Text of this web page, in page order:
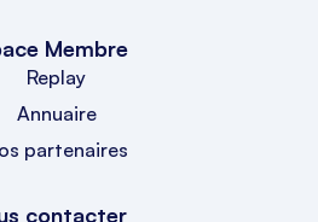
Membre
Replay
Annuaire
partenaires
contacter